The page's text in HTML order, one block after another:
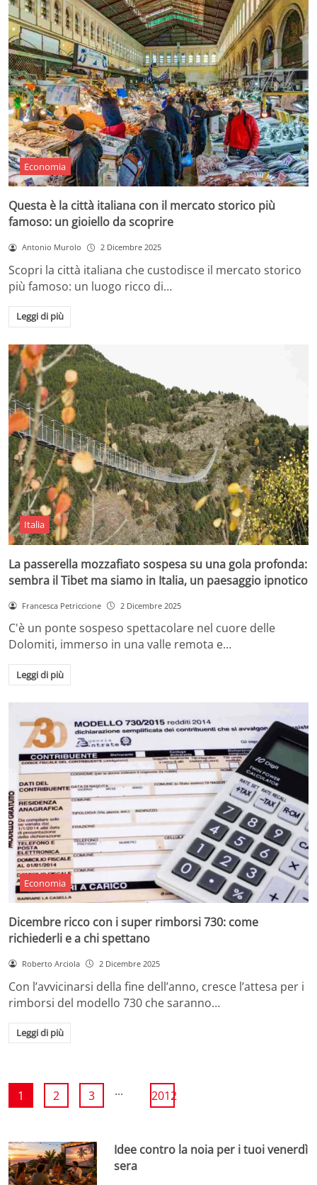
Economia
Questa è la città italiana con il mercato storico più
famoso: un gioiello da scoprire
Antonio Murolo 2 Dicembre 2025
Scopri la città italiana che custodisce il mercato storico
più famoso: un luogo ricco di…
Leggi di più
Italia
La passerella mozzafiato sospesa su una gola profonda:
sembra il Tibet ma siamo in Italia, un paesaggio ipnotico
Francesca Petriccione 2 Dicembre 2025
C'è un ponte sospeso spettacolare nel cuore delle
Dolomiti, immerso in una valle remota e…
Leggi di più
Economia
Dicembre ricco con i super rimborsi 730: come
richiederli e a chi spettano
Roberto Arciola 2 Dicembre 2025
Con l’avvicinarsi della fine dell’anno, cresce l’attesa per i
rimborsi del modello 730 che saranno…
Leggi di più
1 2 3 ... 2012
Idee contro la noia per i tuoi venerdì
sera